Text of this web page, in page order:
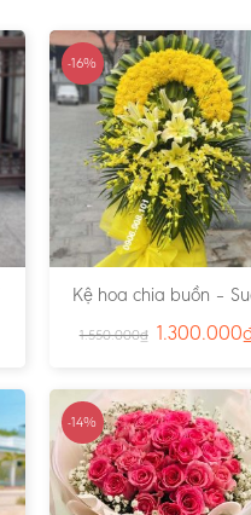
-16%
Kệ hoa chia buồn –
1.550.000₫ 1.300.000
-14%